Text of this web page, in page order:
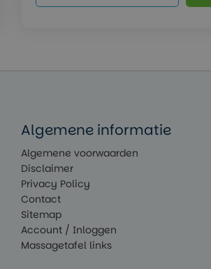
Algemene informatie
Algemene voorwaarden
Disclaimer
Privacy Policy
Contact
Sitemap
Account / Inloggen
Massagetafel links